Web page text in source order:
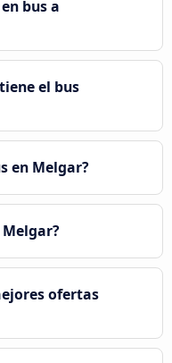
bus a
el bus
en Melgar?
ofertas